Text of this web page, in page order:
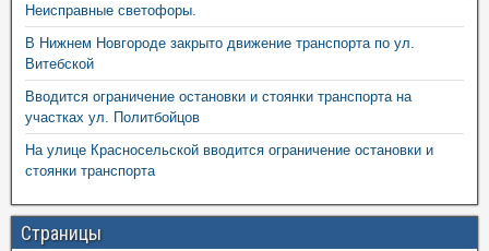
Неисправные светофоры.
В Нижнем Новгороде закрыто движение транспорта по ул.
Витебской
Вводится ограничение остановки и стоянки транспорта на
участках ул. Политбойцов
На улице Красносельской вводится ограничение остановки и
стоянки транспорта
Страницы